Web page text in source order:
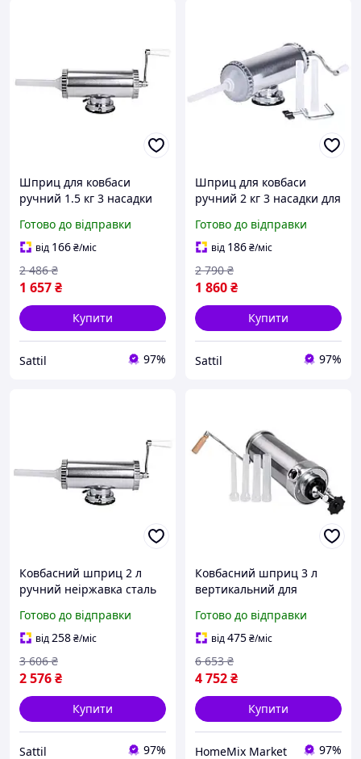
Шприц для ковбаси
ручний 1.5 кг 3 насадки
PS-6327
Готово до відправки
від 166₴/міс
1 657₴
2 486 ₴
Купити
Sattil 97%
Шприц для ковбаси
ручний 2 кг 3 насадки для
6328
Готово до відправки
від 186₴/міс
1 860₴
2 790 ₴
Купити
Sattil 97%
Ковбасний шприц 2 л
ручний неіржавка сталь
Vanessa PS-8701
Готово до відправки
від258₴/міс
2 576₴
3 606 ₴
Купити
Sattil 97%
Ковбасний шприц 3 л
вертикальний для
неіржавка сталь Vanessa
HM-8385
Готово до відправки
від475₴/міс
4 752₴
6 653 ₴
Купити
HomeMix Market 97%